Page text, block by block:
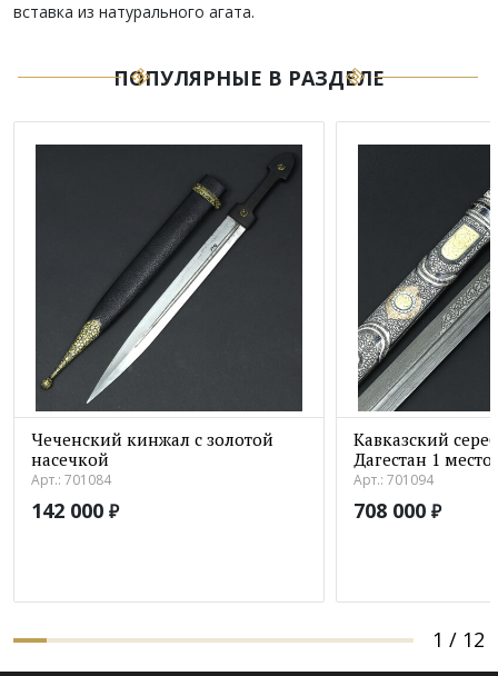
вставка из натурального агата.
ПОПУЛЯРНЫЕ В РАЗДЕЛЕ
Чеченский кинжал с золотой
насечкой
Арт.: 701084
142 000 ₽
Кавказский
Дагестан 1 место
Арт.: 701094
708 000 ₽
1 / 12